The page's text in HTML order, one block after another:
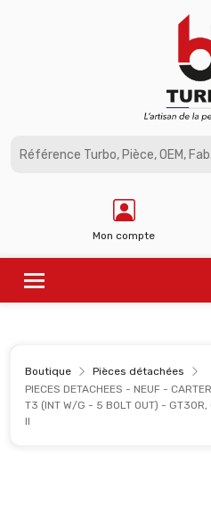
Mon compte
Boutique
Pièces détachées
PIECES DETACHEES - NEUF -
T3 (INT W/G - 5 BOLT OUT) -
II
Panneau de gestion des cookies